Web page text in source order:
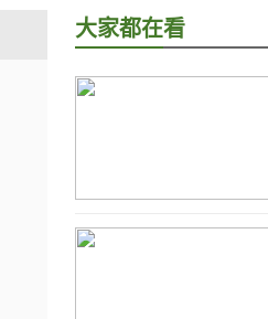
大家都在看